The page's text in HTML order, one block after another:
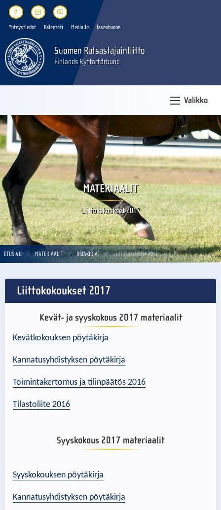
Yhteystiedot Kalenteri Medialle Jäsenhuone
Suomen Ratsastajainliitto
Finlands Ryttarförbund
Valikko
MATERIAALIT
Liittokokoukset 2017
ETUSIVU MATERIAALIT ASIAKIRJAT Liittokokoukset 2017
Liittokokoukset 2017
Kevät- ja syyskokous 2017 materiaalit
Kevätkokouksen pöytäkirja
Kannatusyhdistyksen pöytäkirja
Toimintakertomus ja tilinpäätös 2016
Tilastoliite 2016
Syyskokous 2017 materiaalit
Syyskokouksen pöytäkirja
Kannatusyhdistyksen pöytäkirja